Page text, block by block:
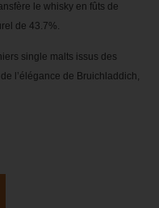
le whisky en fûts de
de 43.7%.
single malts issus des
l’élégance de Bruichladdich,